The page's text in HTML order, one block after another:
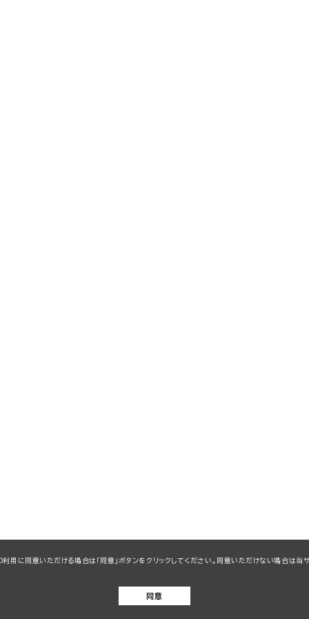
に同意いただける場合は「同意」ボタンをクリックしてください。同意いただけない場合は当
同意